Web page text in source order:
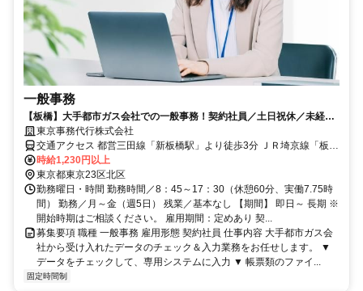
一般事務
【板橋】大手都市ガス会社での一般事務！契約社員／土日祝休／未経験
ブランク歓迎／女性活躍中
東京事務代行株式会社
交通アクセス 都営三田線「新板橋駅」より徒歩3分 ＪＲ埼京線「板橋
駅」より徒歩8分 東武東上線「下板橋駅」より徒歩13分
時給1,230円以上
東京都東京23区北区
勤務曜日・時間 勤務時間／8：45～17：30（休憩60分、実働7.75時
間） 勤務／月～金（週5日） 残業／基本なし 【期間】 即日～ 長期 ※
開始時期はご相談ください。 雇用期間：定めあり 契...
募集要項 職種 一般事務 雇用形態 契約社員 仕事内容 大手都市ガス会
社から受け入れたデータのチェック＆入力業務をお任せします。 ▼
データをチェックして、専用システムに入力 ▼ 帳票類のファイ...
固定時間制